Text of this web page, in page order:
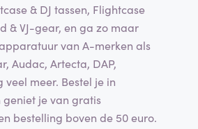
& DJ tassen, Flightcase
& VJ-gear, en ga zo maar
van A-merken als
Audac, Artecta, DAP,
veel meer. Bestel je in
je van gratis
bestelling boven de 50 euro.